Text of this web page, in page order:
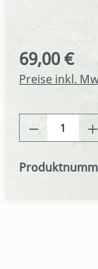
Regulärer Preis:
69,00 €
Preise inkl.
Produkt